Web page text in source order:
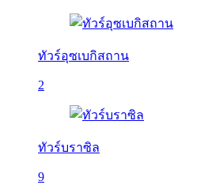
ทัวร์อุซเบกิสถาน
2
ทัวร์บราซิล
9